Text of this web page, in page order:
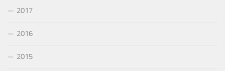
2017
2016
2015